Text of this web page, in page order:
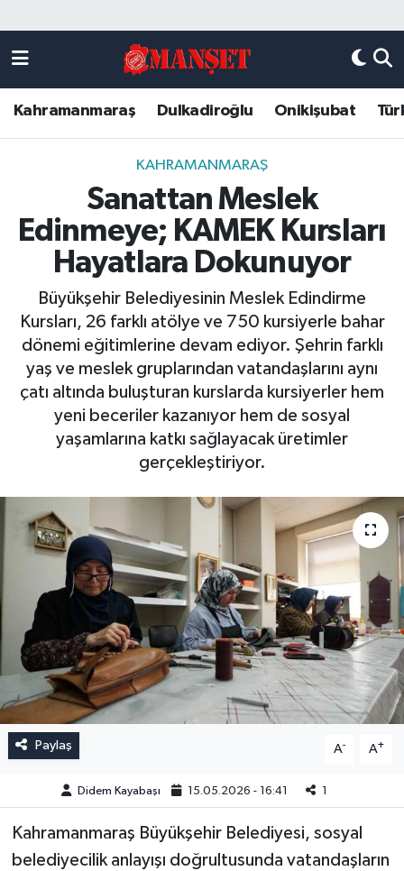
Kahramanmaraş Dulkadiroğlu Onikişubat
KAHRAMANMARAŞ
Sanattan Meslek
Edinmeye; KAMEK Kursları
Hayatlara Dokunuyor
Büyükşehir Belediyesinin Meslek Edindirme
Kursları, 26 farklı atölye ve 750 kursiyerle bahar
dönemi eğitimlerine devam ediyor. Şehrin farklı
yaş ve meslek gruplarından vatandaşlarını aynı
çatı altında buluşturan kurslarda kursiyerler hem
yeni beceriler kazanıyor hem de sosyal
yaşamlarına katkı sağlayacak üretimler
gerçekleştiriyor.
Paylaş A- A+
Didem Kayabaşı 15.05.2026 - 16:41 1
Kahramanmaraş Büyükşehir Belediyesi, sosyal
belediyecilik anlayışı doğrultusunda vatandaşların
DULKADİROĞLU
KAHRAMANMARAŞ
ONİKİŞUBAT
ÖZEL HABER
Künye
Kahramanmaraş Nöbetçi Eczaneler
Kahramanmaraş Hava Durumu
Kahramanmaraş Trafik Yoğunluk Haritası
Süper Lig Puan Durumu ve Fikstür
Tüm Manşetler
Son Dakika Haberleri
Haber Arşivi